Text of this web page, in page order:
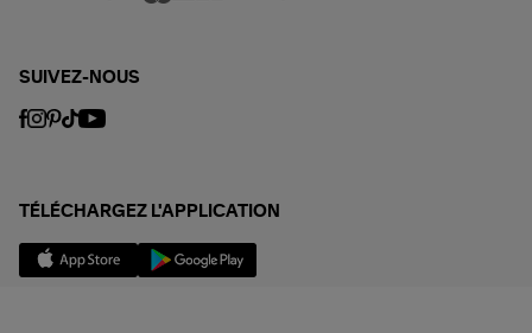
SUIVEZ-NOUS
TÉLÉCHARGEZ L'APPLICATION